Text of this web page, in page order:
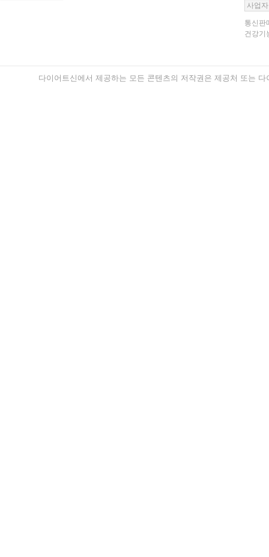
사업
통신판
건강기
다이어트신에서 제공하는 모든 콘텐츠의 저작권은 제공처 또는